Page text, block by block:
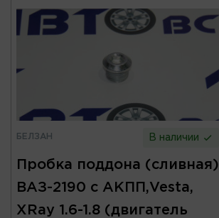
БЕЛЗАН В наличии
Пробка поддона (сливная)
ВАЗ-2190 с АКПП,Vesta,
XRay 1.6-1.8 (двигатель